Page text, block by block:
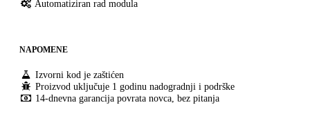
Automatiziran rad modula
NAPOMENE
Izvorni kod je zaštićen
Proizvod uključuje 1 godinu nadogradnji i podrške
14-dnevna garancija povrata novca, bez pitanja